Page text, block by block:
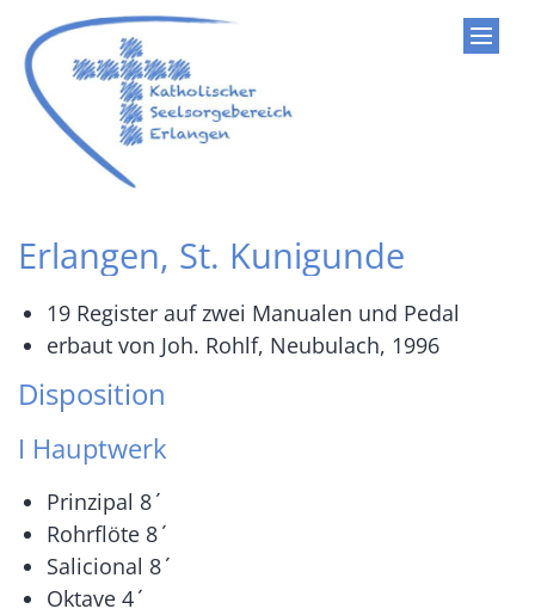
Zum Inhalt springen
Erlangen, St. Kunigunde
19 Register auf zwei Manualen und Pedal
erbaut von Joh. Rohlf, Neubulach, 1996
Disposition
I Hauptwerk
Prinzipal 8ˊ
Rohrflöte 8ˊ
Salicional 8ˊ
Oktave 4ˊ